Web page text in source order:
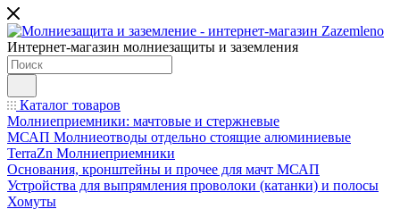
Интернет-магазин молниезащиты и заземления
Каталог товаров
Молниеприемники: мачтовые и стержневые
МСАП Молниеотводы отдельно стоящие алюминиевые
TerraZn Молниеприемники
Основания, кронштейны и прочее для мачт МСАП
Устройства для выпрямления проволоки (катанки) и полосы
Хомуты